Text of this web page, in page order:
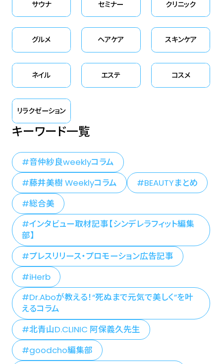
サウナ セミナー クリニック
グルメ ヘアケア スキンケア
ネイル エステ コスメ
リラクゼーション
キーワード一覧
音仲紗良weeklyコラム
藤井美樹 Weeklyコラム
BEAUTYまとめ
総合美
インタビュー取材記事【シンデレラフィット編集
部】
プレスリリース・プロモーション広告記事
iHerb
Dr.Aboが教える！“死ぬまで元気で美しく”を叶
えるコラム
北青山D.CLINIC 阿保義久先生
goodcho編集部